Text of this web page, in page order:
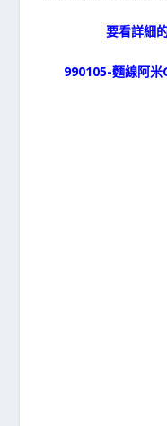
要看詳細
990105-麵線阿